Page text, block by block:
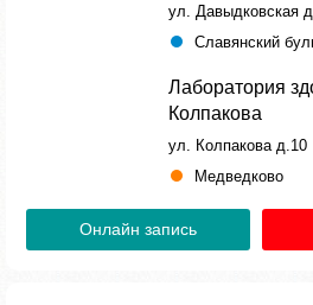
ул. Давыдковская
Славянский
Лаборатория
Колпакова
ул. Колпакова д.10
Медведково
Онлайн запись